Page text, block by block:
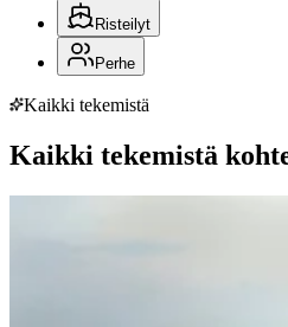
Risteilyt
Perhe
Kaikki tekemistä
Kaikki tekemistä